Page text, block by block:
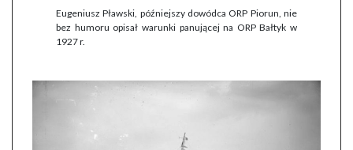
Eugeniusz Pławski, późniejszy dowódca ORP Piorun, nie
bez humoru opisał warunki panującej na ORP Bałtyk w
1927 r.